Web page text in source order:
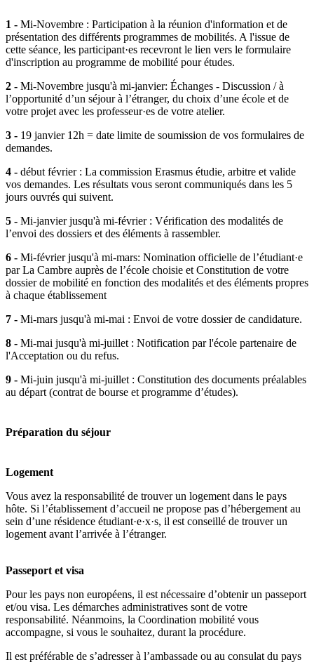
1 - Mi-Novembre : Participation à la réunion d'information et de
présentation des différents programmes de mobilités. A l'issue de
cette séance, les participant·es recevront le lien vers le formulaire
d'inscription au programme de mobilité pour études.
2 - Mi-Novembre jusqu'à mi-janvier: Échanges - Discussion / à
l’opportunité d’un séjour à l’étranger, du choix d’une école et de
votre projet avec les professeur·es de votre atelier.
3 - 19 janvier 12h = date limite de soumission de vos formulaires de
demandes.
4 - début février : La commission Erasmus étudie, arbitre et valide
vos demandes. Les résultats vous seront communiqués dans les 5
jours ouvrés qui suivent.
5 - Mi-janvier jusqu'à mi-février : Vérification des modalités de
l’envoi des dossiers et des éléments à rassembler.
6 - Mi-février jusqu'à mi-mars: Nomination officielle de l’étudiant·e
par La Cambre auprès de l’école choisie et Constitution de votre
dossier de mobilité en fonction des modalités et des éléments propres
à chaque établissement
7 - Mi-mars jusqu'à mi-mai : Envoi de votre dossier de candidature.
8 - Mi-mai jusqu'à mi-juillet : Notification par l'école partenaire de
l'Acceptation ou du refus.
9 - Mi-juin jusqu'à mi-juillet : Constitution des documents préalables
au départ (contrat de bourse et programme d’études).
Préparation du séjour
Logement
Vous avez la responsabilité de trouver un logement dans le pays
hôte. Si l’établissement d’accueil ne propose pas d’hébergement au
sein d’une résidence étudiant·e·x·s, il est conseillé de trouver un
logement avant l’arrivée à l’étranger.
Passeport et visa
Pour les pays non européens, il est nécessaire d’obtenir un passeport
et/ou visa. Les démarches administratives sont de votre
responsabilité. Néanmoins, la Coordination mobilité vous
accompagne, si vous le souhaitez, durant la procédure.
Il est préférable de s’adresser à l’ambassade ou au consulat du pays